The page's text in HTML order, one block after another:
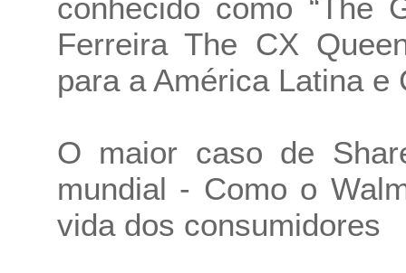
conhecido como “The
Ferreira The CX
para a América Latina e
O maior caso de
mundial - Como o
vida dos consumidores